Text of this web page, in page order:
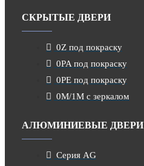
СКРЫТЫЕ ДВЕРИ
0Z под покраску
0PA под покраску
0PE под покраску
0M/1M с зеркалом
АЛЮМИНИЕВЫЕ ДВЕРИ
Серия AG